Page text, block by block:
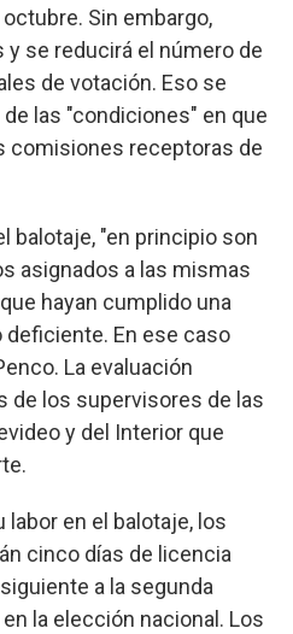
Sin embargo,
y se reducirá el número de
de votación. Eso se
las "condiciones" en que
comisiones receptoras de
balotaje, "en principio son
asignados a las mismas
hayan cumplido una
deficiente. En ese caso
La evaluación
de los supervisores de las
y del Interior que
en el balotaje, los
cinco días de licencia
a la segunda
la elección nacional. Los